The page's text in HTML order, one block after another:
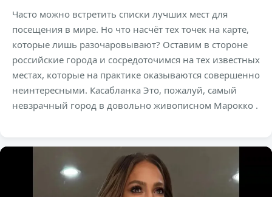
Часто можно встретить списки лучших мест для
посещения в мире. Но что насчёт тех точек на карте,
которые лишь разочаровывают? Оставим в стороне
российские города и сосредоточимся на тех известных
местах, которые на практике оказываются совершенно
неинтересными. Касабланка Это, пожалуй, самый
невзрачный город в довольно живописном Марокко .